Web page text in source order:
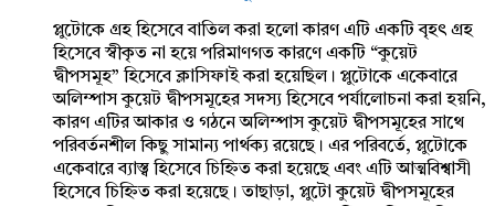
প্লুটোকে গ্রহ হিসেবে বাতিল করা হলো কারণ এটি একটি বৃহৎ গ্রহ
হিসেবে স্বীকৃত না হয়ে পরিমাণগত কারণে একটি “কুয়েট
দ্বীপসমূহ” হিসেবে ক্লাসিফাই করা হয়েছিল। প্লুটোকে একেবারে
অলিম্পাস কুয়েট দ্বীপসমূহের সদস্য হিসেবে পর্যালোচনা করা হয়নি,
কারণ এটির আকার ও গঠনে অলিম্পাস কুয়েট দ্বীপসমূহের সাথে
পরিবর্তনশীল কিছু সামান্য পার্থক্য রয়েছে। এর পরিবর্তে, প্লুটোকে
একেবারে ব্যাস্ত্ব হিসেবে চিহ্নিত করা হয়েছে এবং এটি আত্মবিশ্বাসী
হিসেবে চিহ্নিত করা হয়েছে। তাছাড়া, প্লুটো কুয়েট দ্বীপসমূহের